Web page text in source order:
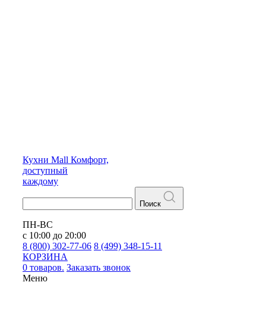
Кухни Mall Комфорт,
доступный
каждому
Поиск
ПН-ВС
с 10:00 до 20:00
8 (800) 302-77-06 8 (499) 348-15-11
КОРЗИНА
0 товаров. Заказать звонок
Меню